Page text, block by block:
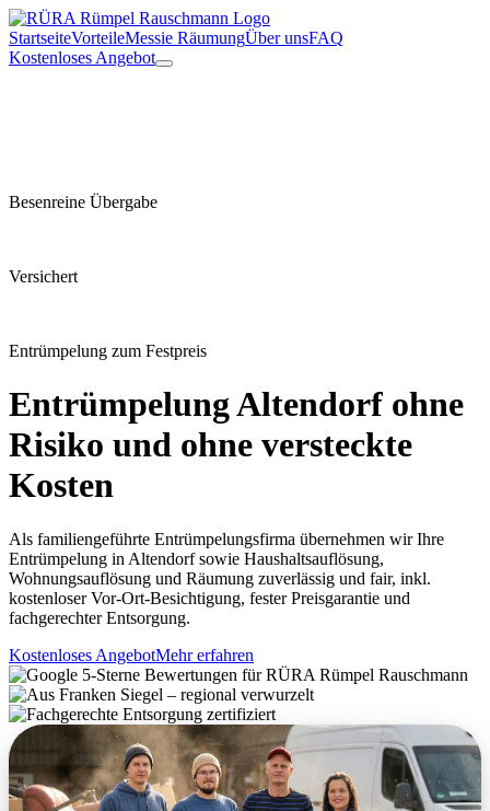
StartseiteVorteileMessie RäumungÜber unsFAQ
Kostenloses Angebot
Besenreine Übergabe
Versichert
Entrümpelung zum Festpreis
EntrümpelungAltendorf ohne
Risiko und ohne versteckte
Kosten
Als familiengeführte Entrümpelungsfirma übernehmen wir Ihre
Entrümpelung in Altendorf sowie Haushaltsauflösung,
Wohnungsauflösung und Räumung zuverlässig und fair, inkl.
kostenloser Vor-Ort-Besichtigung, fester Preisgarantie und
fachgerechter Entsorgung.
Kostenloses AngebotMehr erfahren